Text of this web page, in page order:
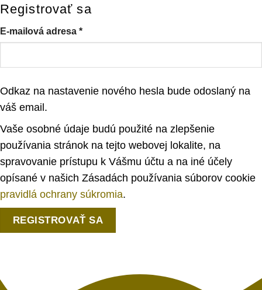
Registrovať sa
E-mailová adresa *
Odkaz na nastavenie nového hesla bude odoslaný na
váš email.
Vaše osobné údaje budú použité na zlepšenie
používania stránok na tejto webovej lokalite, na
spravovanie prístupu k Vášmu účtu a na iné účely
opísané v našich Zásadách používania súborov cookie
pravidlá ochrany súkromia.
REGISTROVAŤ SA